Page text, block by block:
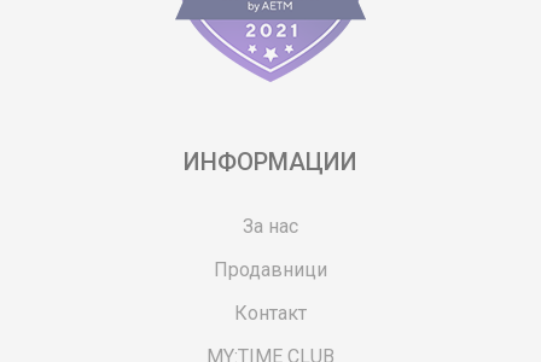
ИНФОРМАЦИИ
За нас
Продавници
Контакт
MY:TIME CLUB